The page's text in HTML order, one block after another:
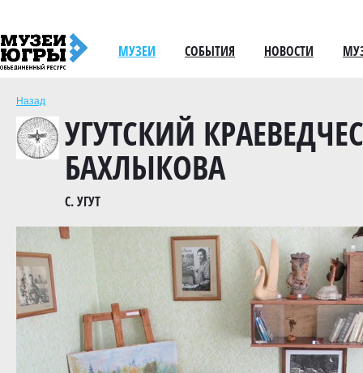
МУЗЕИ СОБЫТИЯ НОВОСТИ
Назад
УГУТСКИЙ
БАХЛЫКОВА
С. УГУТ